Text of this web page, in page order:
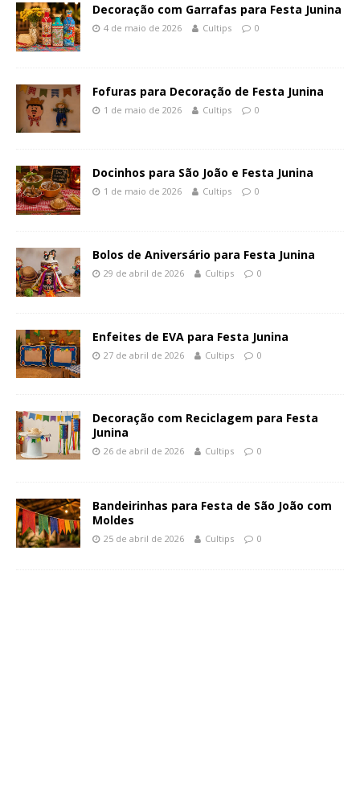
Decoração com Garrafas para Festa Junina
4 de maio de 2026 Cultips 0
Fofuras para Decoração de Festa Junina
1 de maio de 2026 Cultips 0
Docinhos para São João e Festa Junina
1 de maio de 2026 Cultips 0
Bolos de Aniversário para Festa Junina
29 de abril de 2026 Cultips 0
Enfeites de EVA para Festa Junina
27 de abril de 2026 Cultips 0
Decoração com Reciclagem para Festa
Junina
26 de abril de 2026 Cultips 0
Bandeirinhas para Festa de São João com
Moldes
25 de abril de 2026 Cultips 0